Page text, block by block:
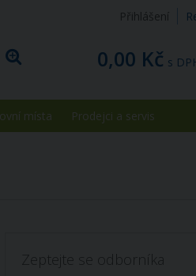
Přihlášení
0,00 Kč s
místa Prodejci a servis
Zeptejte se odborníka